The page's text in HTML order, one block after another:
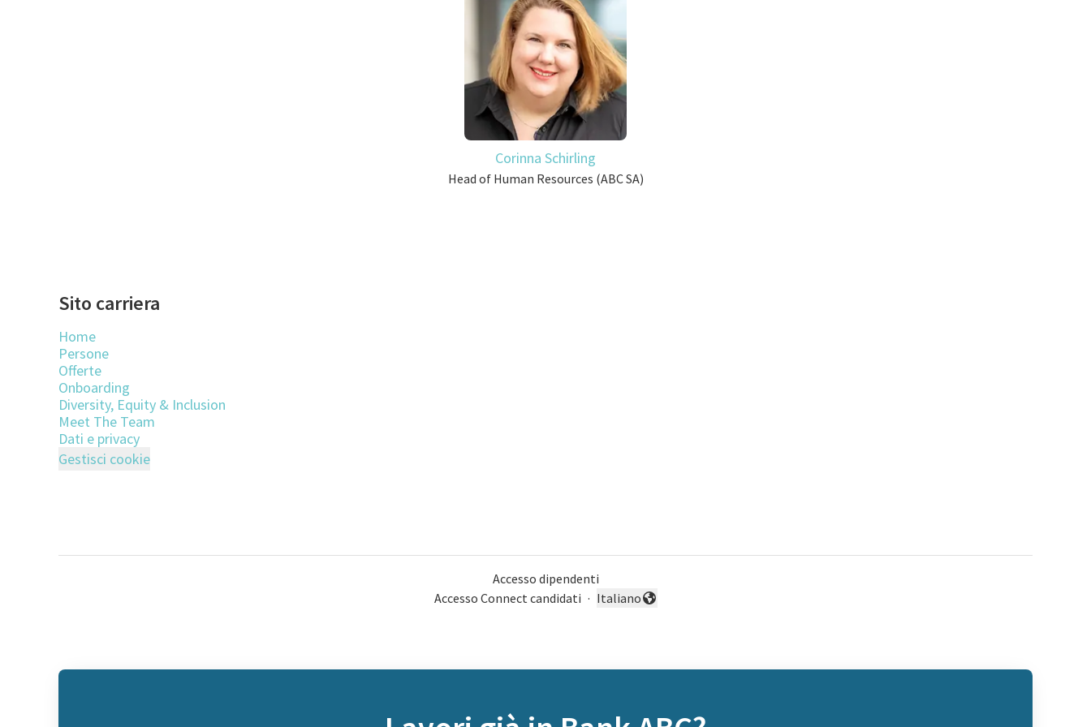
Corinna Schirling
Head of Human Resources (ABC SA)
Sito carriera
Home
Persone
Offerte
Onboarding
Diversity, Equity & Inclusion
Meet The Team
Dati e privacy
Gestisci cookie
Accesso dipendenti
Accesso Connect candidati ·
Cambia lingua
Italiano